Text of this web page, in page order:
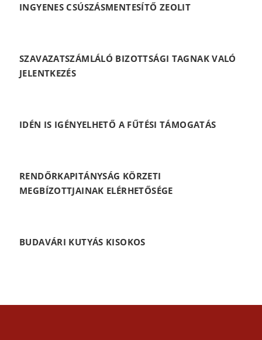
INGYENES CSÚSZÁSMENTESÍTŐ ZEOLIT
SZAVAZATSZÁMLÁLÓ BIZOTTSÁGI TAGNAK VALÓ
JELENTKEZÉS
IDÉN IS IGÉNYELHETŐ A FŰTÉSI TÁMOGATÁS
RENDŐRKAPITÁNYSÁG KÖRZETI
MEGBÍZOTTJAINAK ELÉRHETŐSÉGE
BUDAVÁRI KUTYÁS KISOKOS